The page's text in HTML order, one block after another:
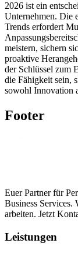
2026 ist ein
Unternehmen. Die
Trends erfordert
meistern, sichern
proaktive
der Schlüssel zum
die Fähigkeit sein,
sowohl Innovation
Footer
Euer Partner für
Business Services.
arbeiten. Jetzt
Leistungen